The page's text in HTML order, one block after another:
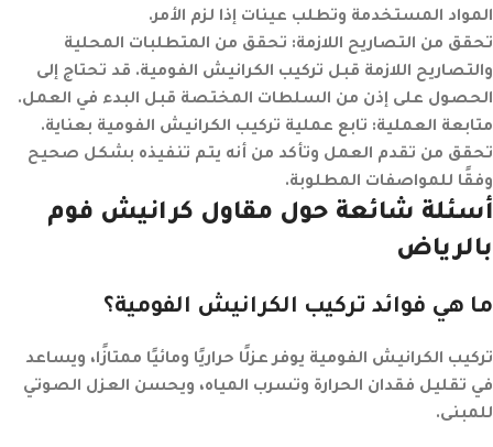
المواد المستخدمة وتطلب عينات إذا لزم الأمر.
تحقق من التصاريح اللازمة: تحقق من المتطلبات المحلية
والتصاريح اللازمة قبل تركيب الكرانيش الفومية. قد تحتاج إلى
الحصول على إذن من السلطات المختصة قبل البدء في العمل.
متابعة العملية: تابع عملية تركيب الكرانيش الفومية بعناية.
تحقق من تقدم العمل وتأكد من أنه يتم تنفيذه بشكل صحيح
وفقًا للمواصفات المطلوبة.
أسئلة شائعة حول مقاول كرانيش فوم
بالرياض
ما هي فوائد تركيب الكرانيش الفومية؟
تركيب الكرانيش الفومية يوفر عزلًا حراريًا ومائيًا ممتازًا، ويساعد
في تقليل فقدان الحرارة وتسرب المياه، ويحسن العزل الصوتي
للمبنى.